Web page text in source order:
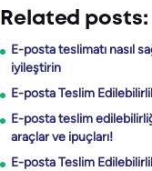
Related posts:
E-posta teslimatı nasıl
iyileştirin
E-posta Teslim
E-posta teslim
araçlar ve ipuçları!
E-posta Teslim